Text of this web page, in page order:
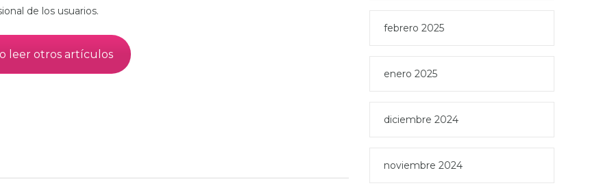
de los usuarios.
leer otros artículos
febrero 2025
enero 2025
diciembre 2024
noviembre 2024